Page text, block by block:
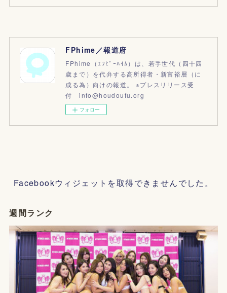
FPhime／報道府
FPhime（ｴﾌﾋﾟｰﾊｲﾑ）は、若手世代（四十四
歳まで）を代弁する高所得者・新富裕層（に
成る為）向けの報道。 ※プレスリリース受
付 info@houdoufu.org
フォロー
Facebookウィジェットを取得できませんでした。
週間ランク